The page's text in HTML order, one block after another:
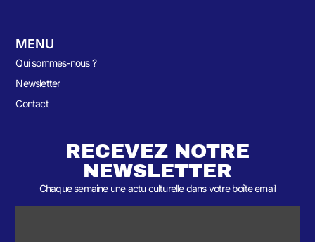
MENU
Qui sommes-nous ?
Newsletter
Contact
RECEVEZ NOTRE
NEWSLETTER
Chaque semaine une actu culturelle dans votre boîte email